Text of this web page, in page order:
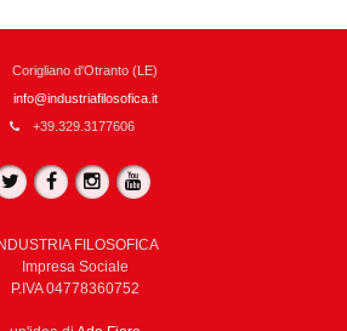
Corigliano d'Otranto (LE)
info@industriafilosofica.it
+39.329.3177606
INDUSTRIA FILOSOFICA
Impresa Sociale
P.IVA 04778360752